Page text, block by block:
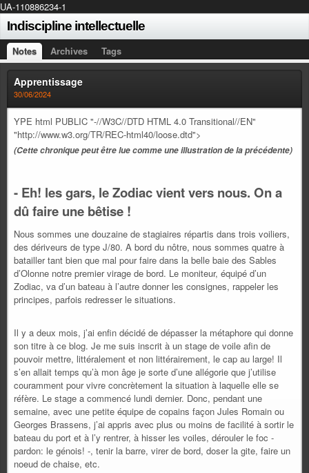
UA-110886234-1
Indiscipline intellectuelle
Notes Archives Tags
Apprentissage
30/06/2024
YPE html PUBLIC "-//W3C//DTD HTML 4.0 Transitional//EN"
"http://www.w3.org/TR/REC-html40/loose.dtd">
(Cette chronique peut être lue comme une illustration de la précédente)
- Eh! les gars, le Zodiac vient vers nous. On a
dû faire une bêtise !
Nous sommes une douzaine de stagiaires répartis dans trois voiliers,
des dériveurs de type J/80. A bord du nôtre, nous sommes quatre à
batailler tant bien que mal pour faire dans la belle baie des Sables
d’Olonne notre premier virage de bord. Le moniteur, équipé d’un
Zodiac, va d’un bateau à l’autre donner les consignes, rappeler les
principes, parfois redresser le situations.
Il y a deux mois, j’ai enfin décidé de dépasser la métaphore qui donne
son titre à ce blog. Je me suis inscrit à un stage de voile afin de
pouvoir mettre, littéralement et non littérairement, le cap au large! Il
s’en allait temps qu’à mon âge je sorte d’une allégorie que j’utilise
couramment pour vivre concrètement la situation à laquelle elle se
réfère. Le stage a commencé lundi dernier. Donc, pendant une
semaine, avec une petite équipe de copains façon Jules Romain ou
Georges Brassens, j’ai appris avec plus ou moins de facilité à sortir le
bateau du port et à l’y rentrer, à hisser les voiles, dérouler le foc -
pardon: le génois! -, tenir la barre, virer de bord, doser la gite, faire un
noeud de chaise, etc.